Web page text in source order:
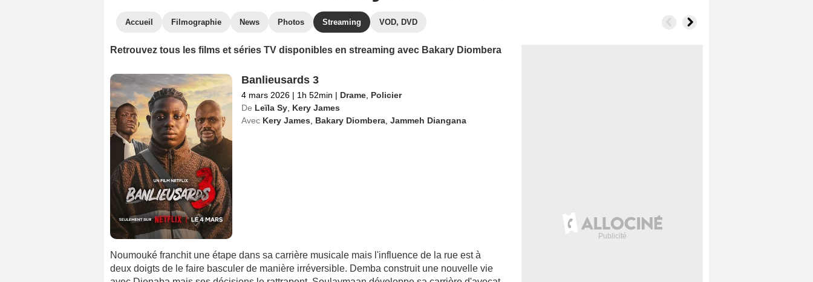
Accueil Filmographie News Photos Streaming VOD, DVD
Retrouvez tous les films et séries TV disponibles en streaming avec Bakary Diombera
Banlieusards 3
4 mars 2026 | 1h 52min | Drame, Policier
De Leïla Sy, Kery James
Avec Kery James Bakary Diombera, Jammeh Diangana
Noumouké franchit une étape dans sa carrière musicale mais l'influence de la rue est à
deux doigts de le faire basculer de manière irréversible. Demba construit une nouvelle vie